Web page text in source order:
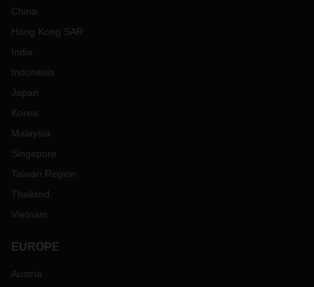
China
Hong Kong SAR
India
Indonesia
Japan
Korea
Malaysia
Singapore
Taiwan Region
Thailand
Vietnam
EUROPE
Austria